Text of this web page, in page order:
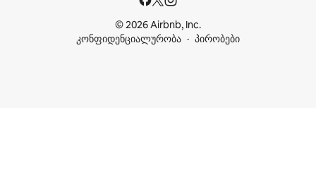
© 2026 Airbnb, Inc.
კონფიდენციალურობა
პირობები